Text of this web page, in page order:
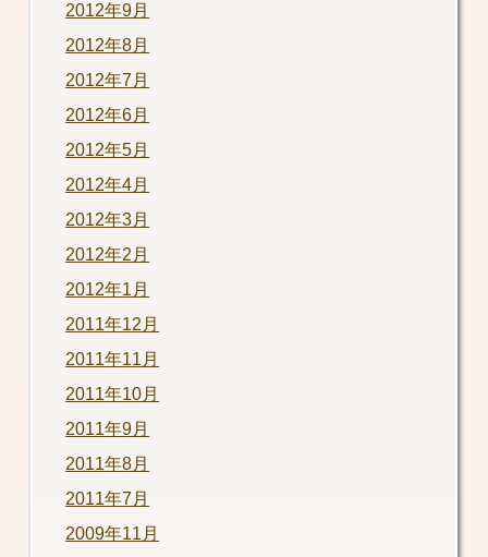
2012年9月
2012年8月
2012年7月
2012年6月
2012年5月
2012年4月
2012年3月
2012年2月
2012年1月
2011年12月
2011年11月
2011年10月
2011年9月
2011年8月
2011年7月
2009年11月